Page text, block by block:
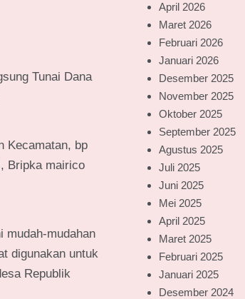
Tunai Dana
Kecamatan, bp
Bripka mairico
mudah-mudahan
digunakan untuk
Republik
April 2026
Maret 2026
Februari 2026
Januari 2026
Desember 2025
November 2025
Oktober 2025
September 2025
Agustus 2025
Juli 2025
Juni 2025
Mei 2025
April 2025
Maret 2025
Februari 2025
Januari 2025
Desember 2024